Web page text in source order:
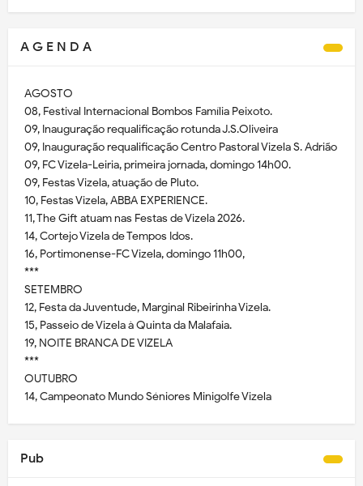
A G E N D A
AGOSTO
08, Festival Internacional Bombos Família Peixoto.
09, Inauguração requalificação rotunda J.S.Oliveira
09, Inauguração requalificação Centro Pastoral Vizela S. Adrião
09, FC Vizela-Leiria, primeira jornada, domingo 14h00.
09, Festas Vizela, atuação de Pluto.
10, Festas Vizela, ABBA EXPERIENCE.
11, The Gift atuam nas Festas de Vizela 2026.
14, Cortejo Vizela de Tempos Idos.
16, Portimonense-FC Vizela, domingo 11h00,
***
SETEMBRO
12, Festa da Juventude, Marginal Ribeirinha Vizela.
15, Passeio de Vizela à Quinta da Malafaia.
19, NOITE BRANCA DE VIZELA
***
OUTUBRO
14, Campeonato Mundo Séniores Minigolfe Vizela
Pub